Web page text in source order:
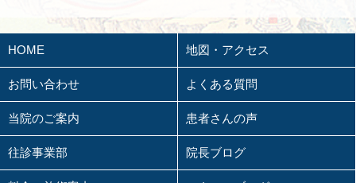
HOME 地図・アクセス
お問い合わせ よくある質問
当院のご案内 患者さんの声
往診事業部 院長ブログ